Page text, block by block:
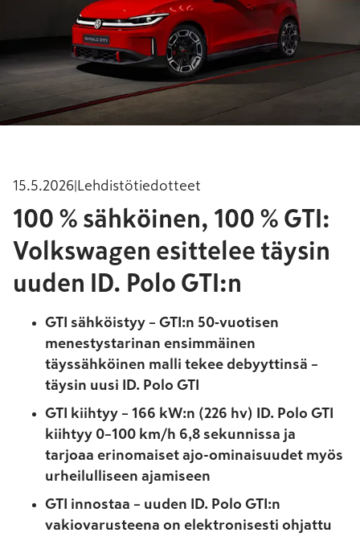
15.5.2026 Lehdistötiedotteet
100 % sähköinen, 100 % GTI:
Volkswagen esittelee täysin
uuden ID. Polo GTI:n
GTI sähköistyy – GTI:n 50‑vuotisen
menestystarinan ensimmäinen
täyssähköinen malli tekee debyyttinsä –
täysin uusi ID. Polo GTI
GTI kiihtyy – 166 kW:n (226 hv) ID. Polo GTI
kiihtyy 0–100 km/h 6,8 sekunnissa ja
tarjoaa erinomaiset ajo-ominaisuudet myös
urheilulliseen ajamiseen
GTI innostaa – uuden ID. Polo GTI:n
vakiovarusteena on elektronisesti ohjattu